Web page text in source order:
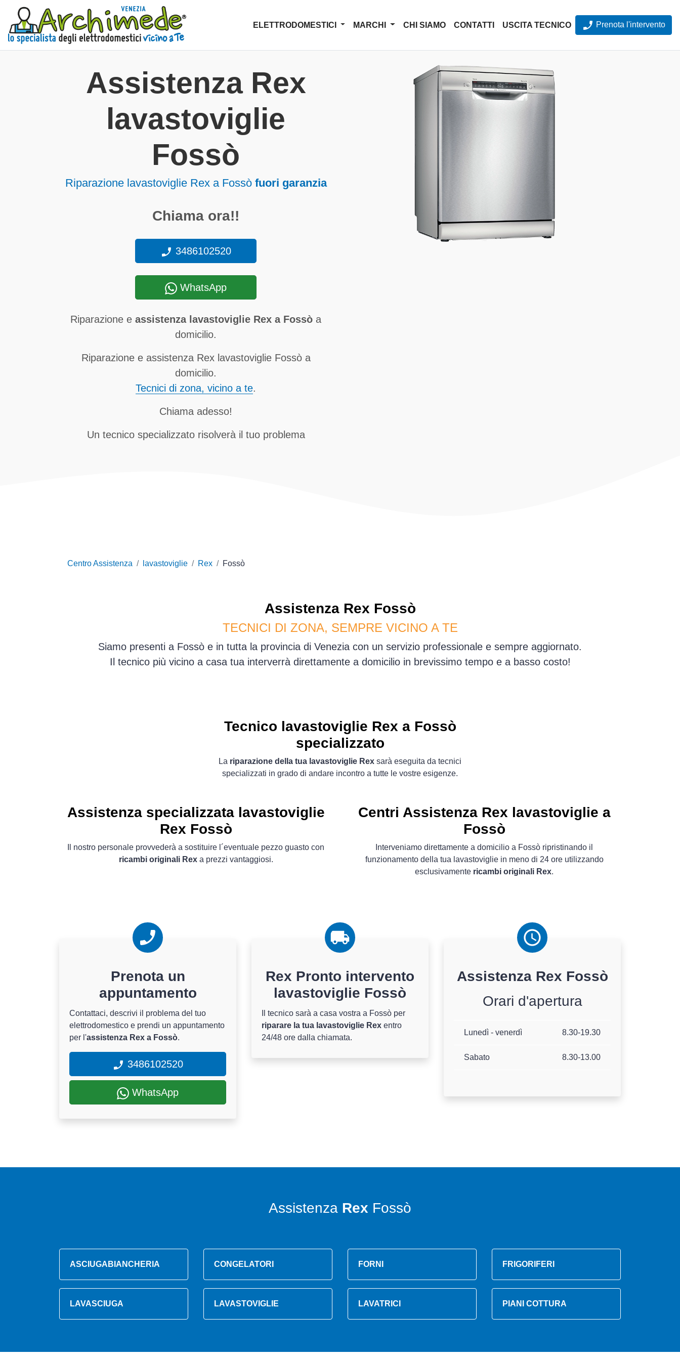
ELETTRODOMESTICI MARCHI CHI SIAMO CONTATTI USCITA TECNICO Prenota l'intervento
Assistenza Rex
lavastoviglie
Fossò
Riparazione lavastoviglie Rex a Fossò fuori garanzia
Chiama ora!!
3486102520
WhatsApp
Riparazione e assistenza lavastoviglie Rex a Fossò a
domicilio.
Riparazione e assistenza Rex lavastoviglie Fossò a
domicilio.
Tecnici di zona, vicino a te.
Chiama adesso!
Un tecnico specializzato risolverà il tuo problema
Centro Assistenza lavastoviglie Rex Fossò
Assistenza Rex Fossò
TECNICI DI ZONA, SEMPRE VICINO A TE
Siamo presenti a Fossò e in tutta la provincia di Venezia con un servizio professionale e sempre aggiornato.
Il tecnico più vicino a casa tua interverrà direttamente a domicilio in brevissimo tempo e a basso costo!
Tecnico lavastoviglie Rex a Fossò
specializzato
La riparazione della tua lavastoviglie Rex sarà eseguita da tecnici
specializzati in grado di andare incontro a tutte le vostre esigenze.
Assistenza specializzata lavastoviglie
Rex Fossò
Il nostro personale provvederà a sostituire l´eventuale pezzo guasto con
ricambi originali Rexa prezzi vantaggiosi.
Centri Assistenza Rex lavastoviglie a
Fossò
Interveniamo direttamente a domicilio a Fossò ripristinando il
funzionamento della tua lavastoviglie in meno di 24 ore utilizzando
esclusivamente ricambi originali Rex.
Prenota un
appuntamento
Contattaci, descrivi il problema del tuo
elettrodomestico e prendi un appuntamento
per l'assistenza Rex a Fossò.
3486102520
WhatsApp
Rex Pronto intervento
lavastoviglie Fossò
Il tecnico sarà a casa vostra a Fossò per
riparare la tua lavastoviglie Rex entro
24/48 ore dalla chiamata.
Assistenza Rex Fossò
Orari d'apertura
Lunedì - venerdì 8.30-19.30
Sabato 8.30-13.00
Assistenza Rex Fossò
ASCIUGABIANCHERIA CONGELATORI FORNI FRIGORIFERI
LAVASCIUGA LAVASTOVIGLIE LAVATRICI PIANI COTTURA